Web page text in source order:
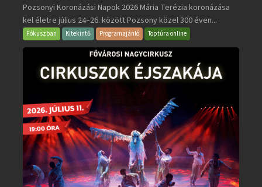
Koronázási
Napok
bejegyzéshez
Pozsonyi Koronázási Napok 2026 Mária Terézia koronázása
kel életre július 24–26. között Pozsony közel 300 éven...
Fókuszban Kitekintő Programajánló Toptúra online